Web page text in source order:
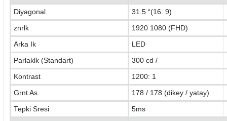
Diyagonal 31.5 “(16: 9)
znrlk 1920 1080 (FHD)
Arka Ik LED
Parlaklk (Standart) 300 cd /
Kontrast 1200: 1
Grnt As 178 / 178 (dikey / yatay)
Tepki Sresi 5ms